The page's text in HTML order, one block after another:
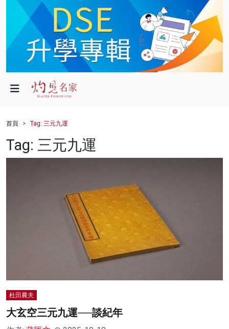
政局
財經
健康
首頁 Tag: 三元九運
Tag: 三元九運
杜田農夫
大玄空三元九運──談紀年